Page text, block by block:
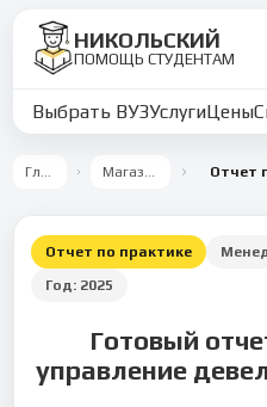
НИКОЛЬСКИЙ
ПОМОЩЬ СТУДЕНТАМ
Выбрать ВУЗУслугиЦены
Главная Магазин работ
Отчет по практике
Год: 2025
Готовый
управление